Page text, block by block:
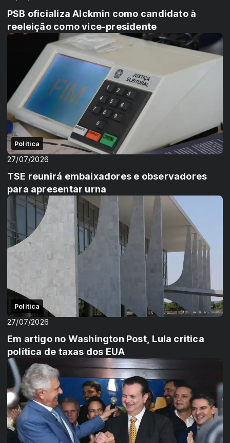
PSB oficializa Alckmin como candidato à
reeleição como vice-presidente
Politica
27/07/2026
TSE reunirá embaixadores e observadores
para apresentar urna
Politica
27/07/2026
Em artigo no Washington Post, Lula critica
política de taxas dos EUA